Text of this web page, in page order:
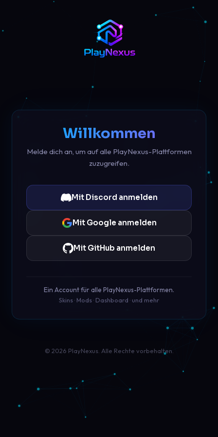
Willkommen
Melde dich an, um auf alle PlayNexus-Plattformen
zuzugreifen.
Mit Discord anmelden
Mit Google anmelden
Mit GitHub anmelden
Ein Account für alle PlayNexus-Plattformen.
Skins · Mods · Dashboard · und mehr
© 2026 PlayNexus. Alle Rechte vorbehalten.